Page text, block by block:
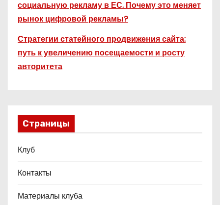
социальную рекламу в ЕС. Почему это меняет
рынок цифровой рекламы?
Стратегии статейного продвижения сайта:
путь к увеличению посещаемости и росту
авторитета
Страницы
Клуб
Контакты
Материалы клуба